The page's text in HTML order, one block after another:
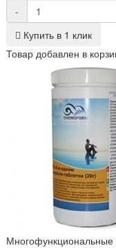
-
Купить в 1 клик
Товар добавлен в